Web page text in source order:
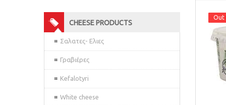
CHEESE PRODUCTS
Σαλατες- Ελιες
Γραβιέρες
Kefalotyri
White cheese
Out
Out